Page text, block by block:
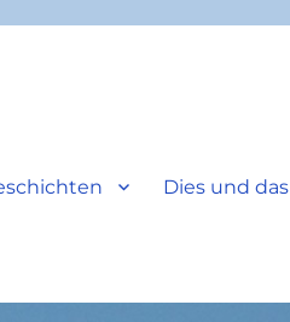
Dies und das